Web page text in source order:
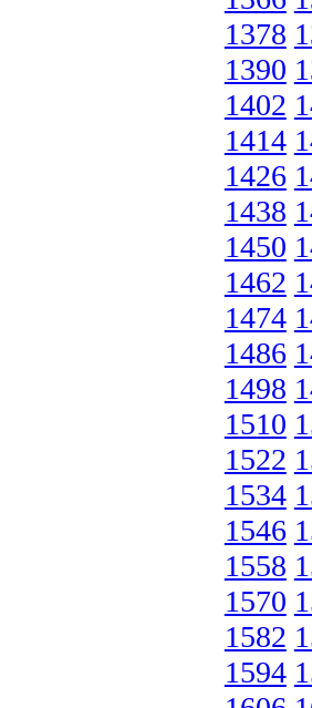
1378
1390
1402
1414
1426
1438
1450
1462
1474
1486
1498
1510
1522
1534
1546
1558
1570
1582
1594